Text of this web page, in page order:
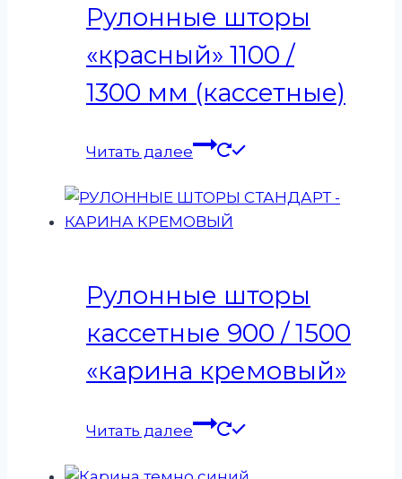
Рулонные шторы
«красный» 1100 /
1300 мм (кассетные)
Читать далее
Рулонные шторы
кассетные 900 / 1500
«карина кремовый»
Читать далее